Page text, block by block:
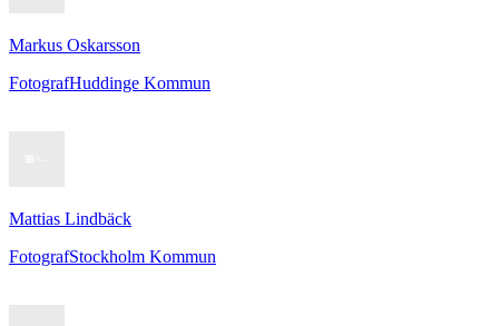
Markus Oskarsson
FotografHuddinge Kommun
Mattias Lindbäck
FotografStockholm Kommun